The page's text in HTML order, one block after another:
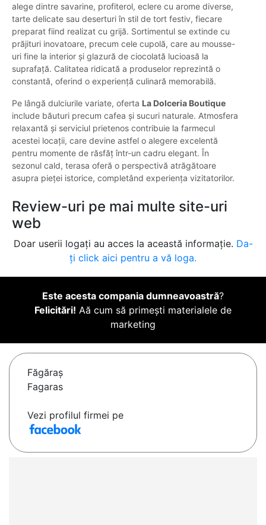
alege dintre savarine, profiterol, eclere cu arome diverse,
tarte delicate sau deserturi în stil de tort festiv, fiecare
preparat fiind realizat cu grijă. Sortimentul se extinde cu
prăjituri inovatoare, precum cele cupolă, care au mousse-
uri fine la interior și glazură de ciocolată lucioasă la
suprafață. Calitatea ridicată a produselor reprezintă o
constantă, oferind o experiență culinară memorabilă.
Pe lângă dulciurile variate, oferta La Dolceria Boutique
include băuturi precum cafea și sucuri naturale. Atmosfera
relaxantă și serviciul prietenos contribuie la farmecul
acestei locații, care devine astfel o alegere excelentă
pentru momente de răsfăț într-un cadru elegant. În
sezonul cald, terasa oferă o perspectivă atrăgătoare
asupra pieței istorice, completând experiența vizitatorilor.
Review-uri pe mai multe site-uri
web
Doar userii logați au acces la această informație. Da-
ți click aici pentru a vă loga.
Este acesta compania dumneavoastră?
Felicitări! Aă cum să primești materialele de
marketing
Făgăraş
Fagaras
Vezi profilul firmei pe